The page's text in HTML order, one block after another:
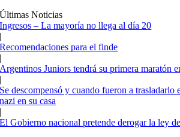
Últimas Noticias
Ingresos – La mayoría no llega al día 20
|
Recomendaciones para el finde
|
Argentinos Juniors tendrá su primera maratón
|
Se descompensó y cuando fueron a trasladarlo
nazi en su casa
|
El Gobierno nacional pretende derogar la ley